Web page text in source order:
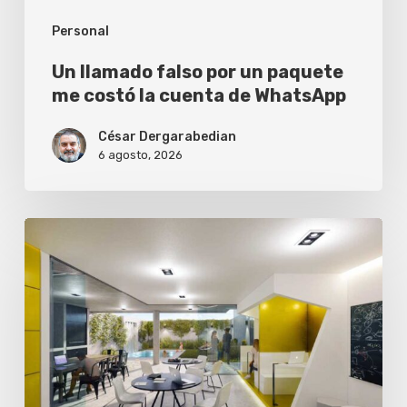
Personal
cuenta
WhatsApp
Un llamado falso por un paquete
me costó la cuenta de WhatsApp
César Dergarabedian
6 agosto, 2026
ya
engaña
la